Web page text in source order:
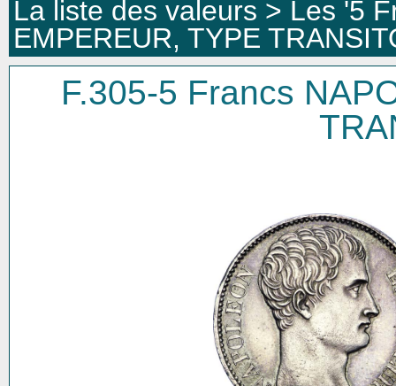
La liste des valeurs > Les '5
EMPEREUR, TYPE
F.305-5 Francs